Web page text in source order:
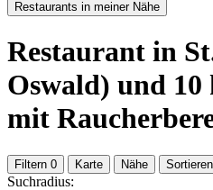
Restaurants in meiner Nähe
Restaurant in
Oswald) und 10
mit
Filtern 0 Karte Nähe Sortieren
Suchradius: